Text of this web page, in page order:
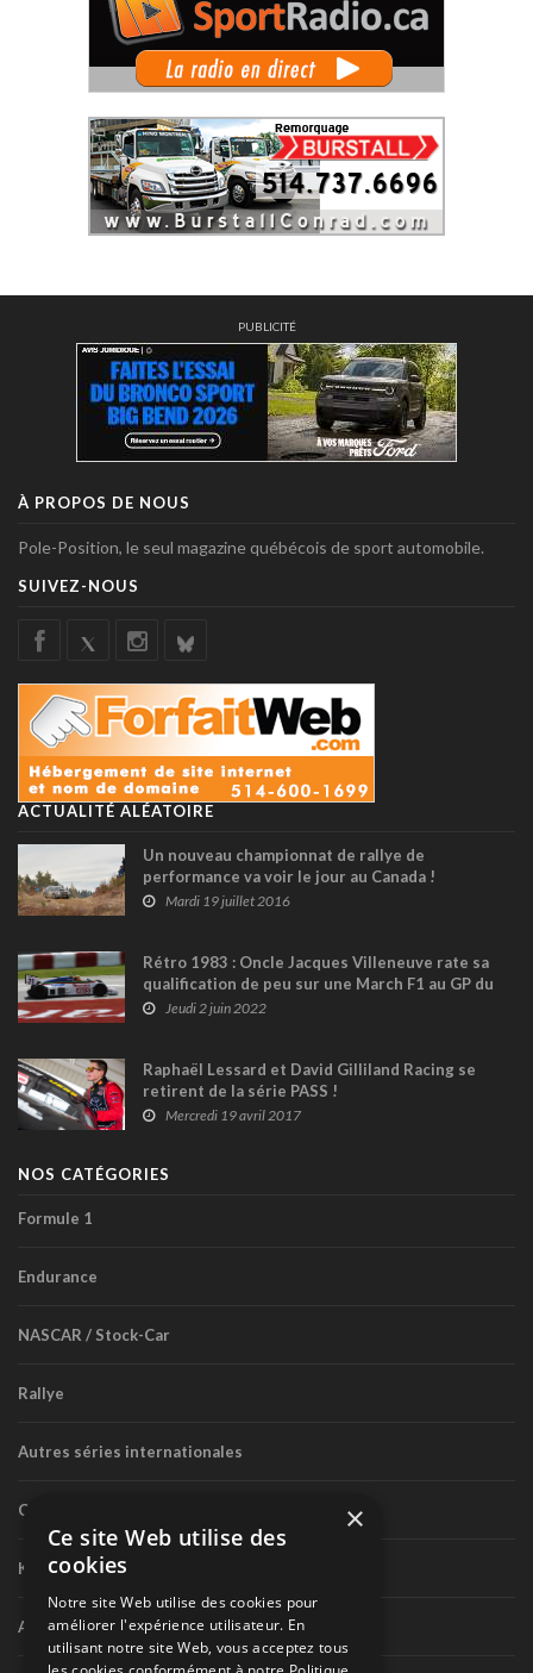
PUBLICITÉ
À PROPOS DE NOUS
Pole-Position, le seul magazine québécois de sport automobile.
SUIVEZ-NOUS
ACTUALITÉ ALÉATOIRE
Un nouveau championnat de rallye de
performance va voir le jour au Canada !
Mardi 19 juillet 2016
Rétro 1983 : Oncle Jacques Villeneuve rate sa
qualification de peu sur une March F1 au GP du
CanadaJeudi 2 juin 2022
Raphaël Lessard et David Gilliland Racing se
retirent de la série PASS !
Mercredi 19 avril 2017
NOS CATÉGORIES
Formule 1
Endurance
NASCAR / Stock-Car
Rallye
Autres séries internationales
Circuit routier canadien
Karting
Autres séries nationales
×
Ce site Web utilise des
cookies
Notre site Web utilise des cookies pour
améliorer l'expérience utilisateur. En
utilisant notre site Web, vous acceptez tous